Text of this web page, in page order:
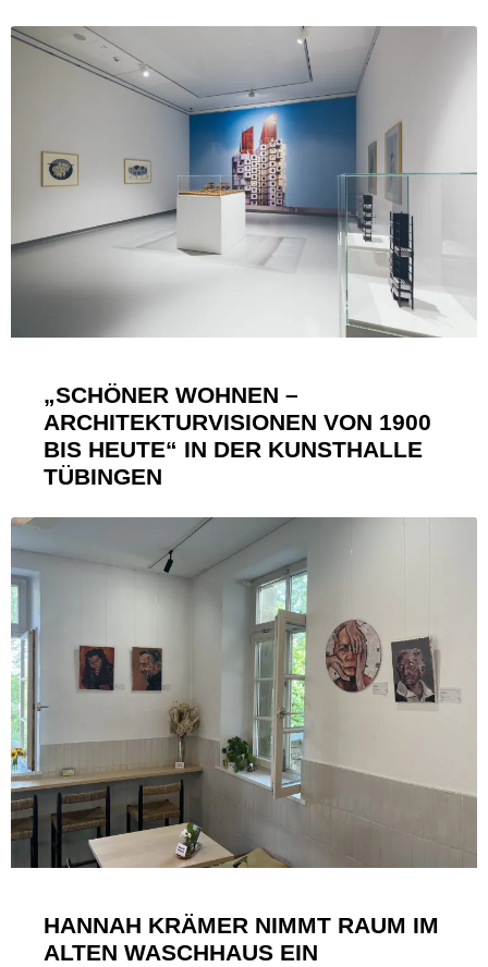
„SCHÖNER WOHNEN –
ARCHITEKTURVISIONEN VON 1900
BIS HEUTE“ IN DER KUNSTHALLE
TÜBINGEN
HANNAH KRÄMER NIMMT RAUM IM
ALTEN WASCHHAUS EIN